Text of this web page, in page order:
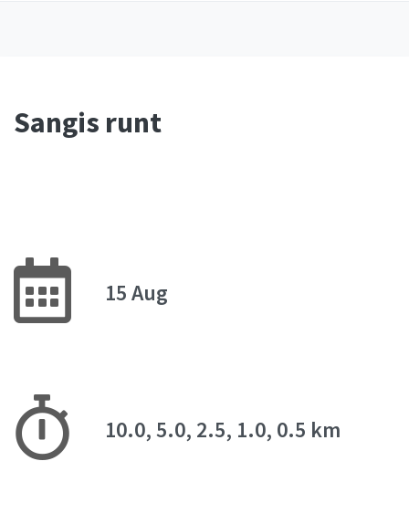
Sangis runt
15 Aug
10.0, 5.0, 2.5, 1.0, 0.5 km